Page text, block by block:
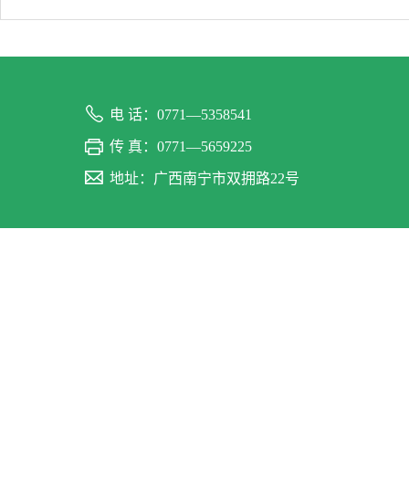
电 话：0771—5358541
传 真：0771—5659225
地址：广西南宁市双拥路22号